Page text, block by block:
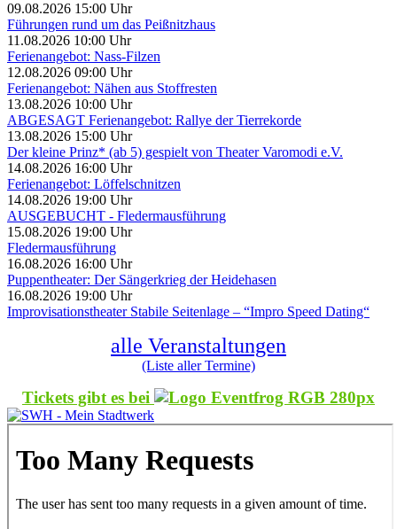
09.08.2026 15:00 Uhr
Führungen rund um das Peißnitzhaus
11.08.2026 10:00 Uhr
Ferienangebot: Nass-Filzen
12.08.2026 09:00 Uhr
Ferienangebot: Nähen aus Stoffresten
13.08.2026 10:00 Uhr
ABGESAGT Ferienangebot: Rallye der Tierrekorde
13.08.2026 15:00 Uhr
Der kleine Prinz* (ab 5) gespielt von Theater Varomodi e.V.
14.08.2026 16:00 Uhr
Ferienangebot: Löffelschnitzen
14.08.2026 19:00 Uhr
AUSGEBUCHT - Fledermausführung
15.08.2026 19:00 Uhr
Fledermausführung
16.08.2026 16:00 Uhr
Puppentheater: Der Sängerkrieg der Heidehasen
16.08.2026 19:00 Uhr
Improvisationstheater Stabile Seitenlage – “Impro Speed Dating“
alle Veranstaltungen
(Liste aller Termine)
Tickets gibt es bei